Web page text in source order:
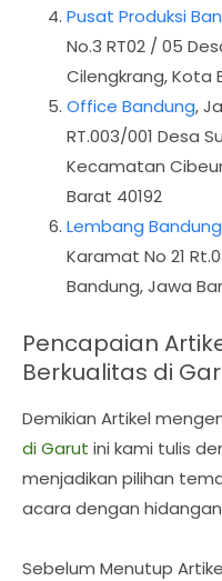
Pusat Produksi
No.3 RT02 / 05
Cilengkrang, Kota
Office Bandung,
RT.003/001 Desa
Kecamatan
Barat 40192
Lembang Bandung
Karamat No 21
Bandung, Jawa
Pencapaian
Berkualitas di
Demikian Artikel
di Garut ini kami tulis
menjadikan pilihan
acara dengan
Sebelum Menutup